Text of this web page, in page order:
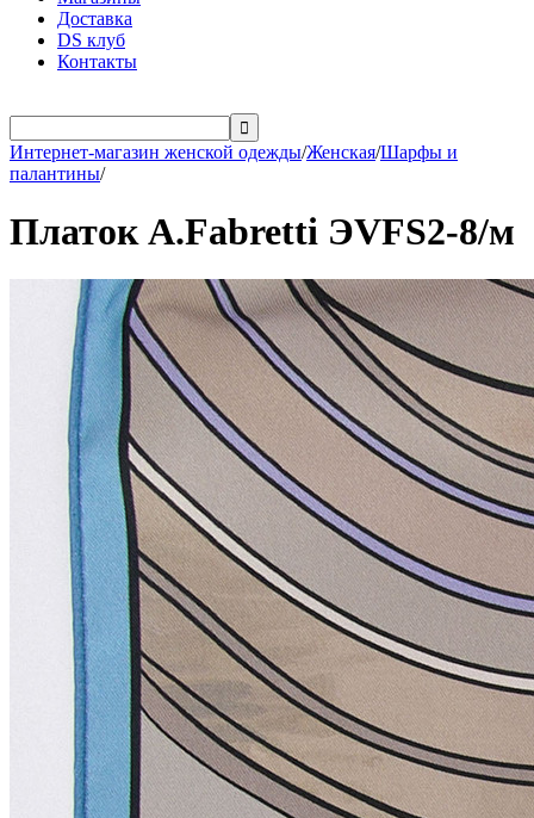
Доставка
DS клуб
Контакты

Интернет-магазин женской одежды/Женская/Шарфы и
палантины/
Платок A.Fabretti ЭVFS2-8/м